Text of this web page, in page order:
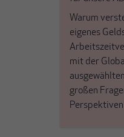
Warum
eigenes
mit der
großen